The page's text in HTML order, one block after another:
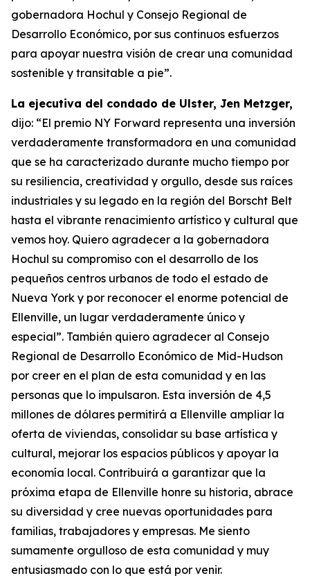
gobernadora Hochul y Consejo Regional de
Desarrollo Económico, por sus continuos esfuerzos
para apoyar nuestra visión de crear una comunidad
sostenible y transitable a pie”.
La ejecutiva del condado de Ulster, Jen Metzger,
dijo: “El premio NY Forward representa una inversión
verdaderamente transformadora en una comunidad
que se ha caracterizado durante mucho tiempo por
su resiliencia, creatividad y orgullo, desde sus raíces
industriales y su legado en la región del Borscht Belt
hasta el vibrante renacimiento artístico y cultural que
vemos hoy. Quiero agradecer a la gobernadora
Hochul su compromiso con el desarrollo de los
pequeños centros urbanos de todo el estado de
Nueva York y por reconocer el enorme potencial de
Ellenville, un lugar verdaderamente único y
especial”. También quiero agradecer al Consejo
Regional de Desarrollo Económico de Mid-Hudson
por creer en el plan de esta comunidad y en las
personas que lo impulsaron. Esta inversión de 4,5
millones de dólares permitirá a Ellenville ampliar la
oferta de viviendas, consolidar su base artística y
cultural, mejorar los espacios públicos y apoyar la
economía local. Contribuirá a garantizar que la
próxima etapa de Ellenville honre su historia, abrace
su diversidad y cree nuevas oportunidades para
familias, trabajadores y empresas. Me siento
sumamente orgulloso de esta comunidad y muy
entusiasmado con lo que está por venir.